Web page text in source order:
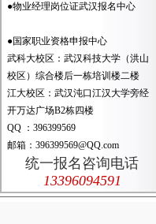
●物业经理岗位证武汉报名中心
●国家职业资格申报中心
武科大校区：武汉科技大学（洪山
校区）综合楼后一栋培训楼二楼
江大校区：武汉沌口江汉大学旁经
开万达广场B2栋四楼
QQ ：396399569
邮箱：396399569@QQ.com
统一报名咨询电话
13396094591